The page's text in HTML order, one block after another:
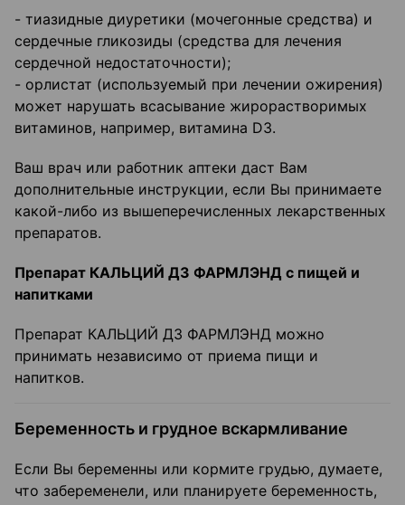
- тиазидные диуретики (мочегонные средства) и
сердечные гликозиды (средства для лечения
сердечной недостаточности);
- орлистат (используемый при лечении ожирения)
может нарушать всасывание жирорастворимых
витаминов, например, витамина D3.
Ваш врач или работник аптеки даст Вам
дополнительные инструкции, если Вы принимаете
какой-либо из вышеперечисленных лекарственных
препаратов.
Препарат КАЛЬЦИЙ Д3 ФАРМЛЭНД с пищей и
напитками
Препарат КАЛЬЦИЙ Д3 ФАРМЛЭНД можно
принимать независимо от приема пищи и
напитков.
Беременность и грудное вскармливание
Если Вы беременны или кормите грудью, думаете,
что забеременели, или планируете беременность,